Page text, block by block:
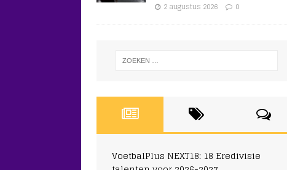
2 augustus 2026 0
VoetbalPlus NEXT18: 18 Eredivisie